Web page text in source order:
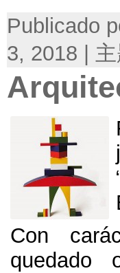
Publicado
3, 2018 |
Con
quedado